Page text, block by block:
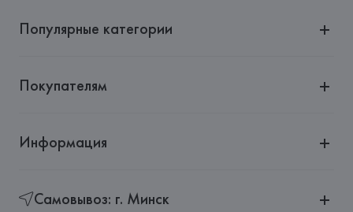
Страна происхождения товара:
Популярные категории
Покупателям
Информация
Самовывоз: г. Минск